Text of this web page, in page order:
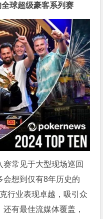
球超级豪客系列赛
常见于大型现场巡回
会想到仅有8年历史的
行业表现卓越，吸引众
有最佳流媒体覆盖，